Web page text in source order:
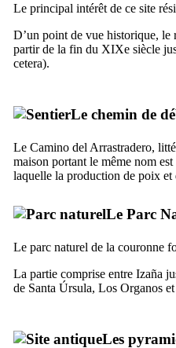
Le principal intérêt de ce site
D’un point de vue historique, le
partir de la fin du XIXe siècle
cetera).
Le chemin de
Le Camino del Arrastradero,
maison portant le même nom
laquelle la production de poix et
Le Parc
Le parc naturel de la couronne
La partie comprise entre Izaña
de Santa Úrsula, Los Organos
Les